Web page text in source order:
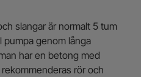
slangar är normalt 5 tum
pumpa genom långa
har en betong med
rör och